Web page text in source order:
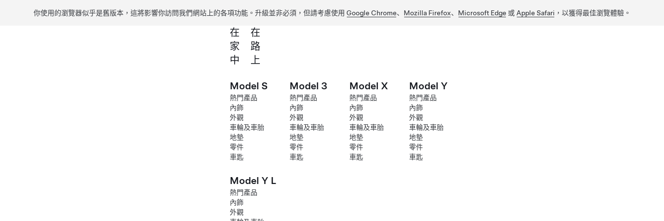
你使用的瀏覽器似乎是舊版本，這將影響你訪問我們網站上的各項功能。升級並非必須，但請考慮使用 Google Chrome、 Mozilla Firefox、 Microsoft Edge 或 Apple Safari ，以獲得最佳瀏覽體驗。
在
家
中
在
路
上
Model S
熱門產品
內飾
外觀
車輪及車胎
地墊
零件
車匙
Model 3
熱門產品
內飾
外觀
車輪及車胎
地墊
零件
車匙
Model X
熱門產品
內飾
外觀
車輪及車胎
地墊
零件
車匙
Model Y
熱門產品
內飾
外觀
車輪及車胎
地墊
零件
車匙
Model Y L
熱門產品
內飾
外觀